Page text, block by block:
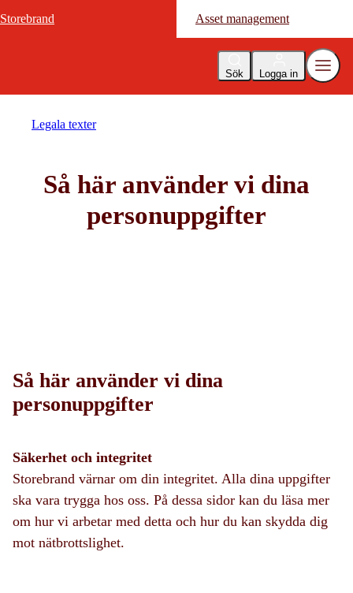
Storebrand Asset management
Sök Logga in
Storebrand Asset management
Legala texter
Så här använder vi dina
personuppgifter
Så här använder vi dina
personuppgifter
Säkerhet och integritet
Storebrand värnar om din integritet. Alla dina uppgifter
ska vara trygga hos oss. På dessa sidor kan du läsa mer
om hur vi arbetar med detta och hur du kan skydda dig
mot nätbrottslighet.